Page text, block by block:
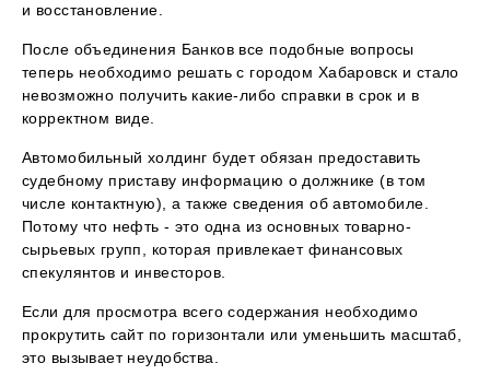
и восстановление.
После объединения Банков все подобные вопросы
теперь необходимо решать с городом Хабаровск и стало
невозможно получить какие-либо справки в срок и в
корректном виде.
Автомобильный холдинг будет обязан предоставить
судебному приставу информацию о должнике (в том
числе контактную), а также сведения об автомобиле.
Потому что нефть - это одна из основных товарно-
сырьевых групп, которая привлекает финансовых
спекулянтов и инвесторов.
Если для просмотра всего содержания необходимо
прокрутить сайт по горизонтали или уменьшить масштаб,
это вызывает неудобства.